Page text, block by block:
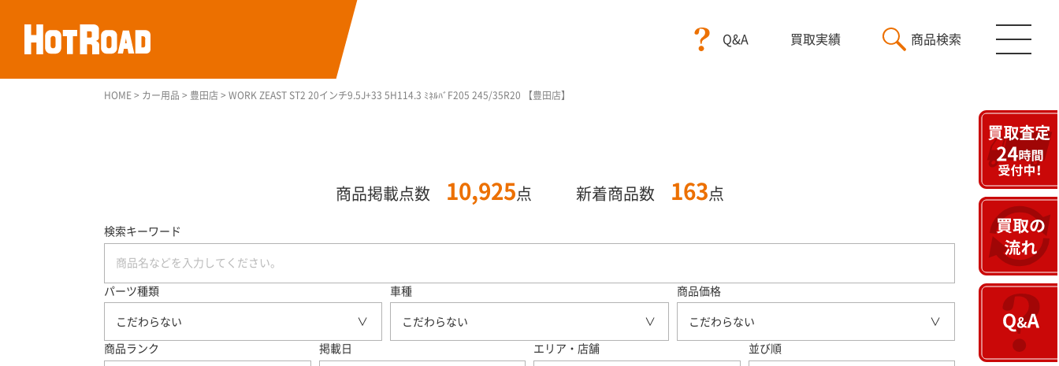
Q&A 買取実績 商品検索
HOME > カー用品 > 豊田店 > WORK ZEAST ST2 20インチ9.5J+33 5H114.3 ﾐﾈﾙﾊﾞF205 245/35R20 【豊田店】
商品掲載点数 10,925 点 新着商品数 163 点
検索キーワード
パーツ種類
こだわらない
車種
こだわらない
商品価格
こだわらない
商品ランク 掲載日 エリア・店舗 並び順